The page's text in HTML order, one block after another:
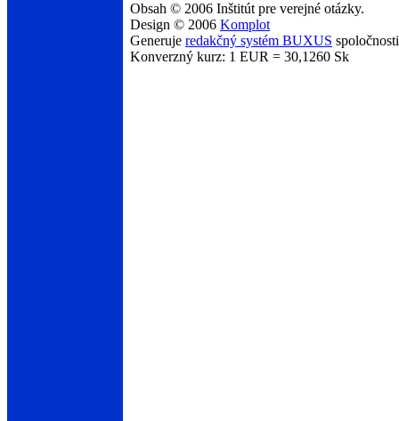
Obsah © 2006 Inštitút pre verejné otázky.
Design © 2006 Komplot
Generuje redakčný systém BUXUS
Konverzný kurz: 1 EUR = 30,1260 Sk